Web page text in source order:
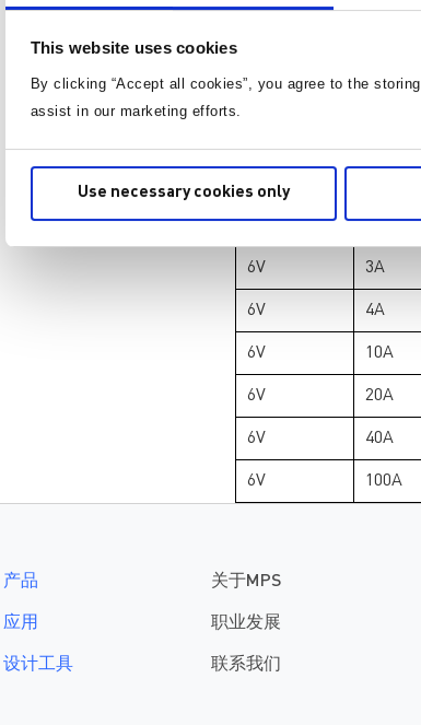
This website uses cookies
By clicking “Accept all cookies”, you agree to the
assist in our marketing efforts.
Use necessary cookies only
12V 10A
12V
6V 2A
6V 3A
6V 4A
6V 10A
6V 20A
6V 40A
6V 100A
产品
应用
设计工具
关于MPS
职业发展
联系我们